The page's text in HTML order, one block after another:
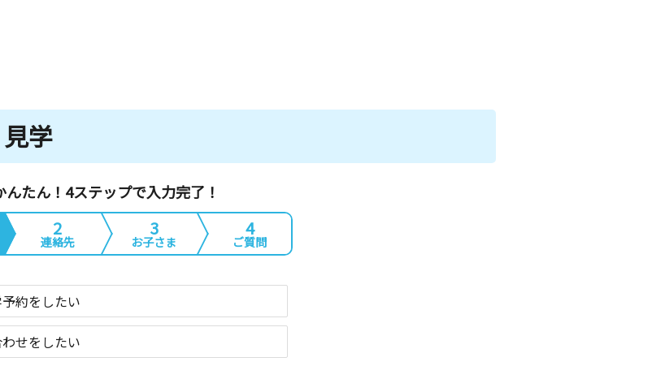
学
んたん！4ステップで入力完了！
2
連絡先
3
お子さま
4
ご質問
約をしたい
せをしたい